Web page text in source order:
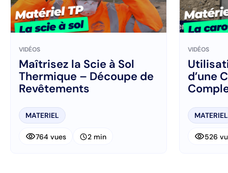
VIDÉOS
Maîtrisez la Scie à Sol
Thermique – Découpe de
Revêtements
MATERIEL
visibility764 vues schedule2 min
VIDÉOS
d’une
MATERIEL
visibility526